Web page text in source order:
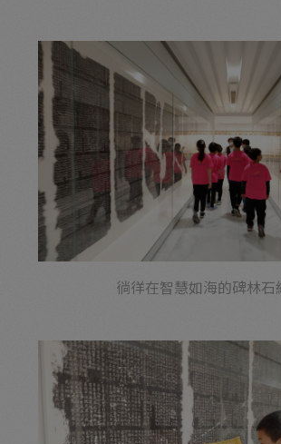
徜徉在智慧如海的碑林石